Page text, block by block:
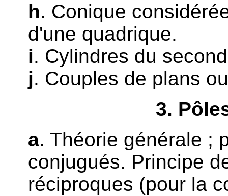
h. Conique
d'une quadrique.
i. Cylindres du
j. Couples de plans
3.
a. Théorie générale ;
conjugués. Principe
réciproques (pour la